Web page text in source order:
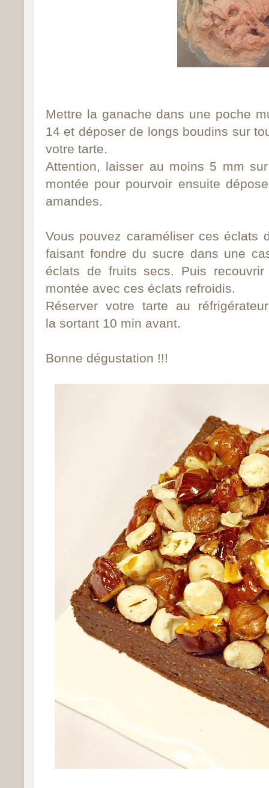
Mettre la ganache dans une poche
14 et déposer de longs boudins sur
votre tarte.
Attention, laisser au moins 5 mm
montée pour pourvoir ensuite
amandes.
Vous pouvez caraméliser ces éclats
faisant fondre du sucre dans une
éclats de fruits secs. Puis
montée avec ces éclats refroidis.
Réserver votre tarte au
la sortant 10 min avant.
Bonne dégustation !!!